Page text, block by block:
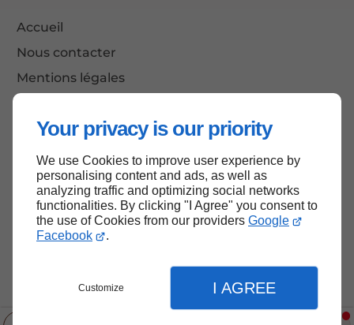
Your privacy is our priority
We use Cookies to improve user experience by
personalising content and ads, as well as
analyzing traffic and optimizing social networks
functionalities. By clicking "I Agree" you consent to
the use of Cookies from our providers Google
Facebook
.
Customize I AGREE
Accueil
Nous contacter
Mentions légales
Haut de page